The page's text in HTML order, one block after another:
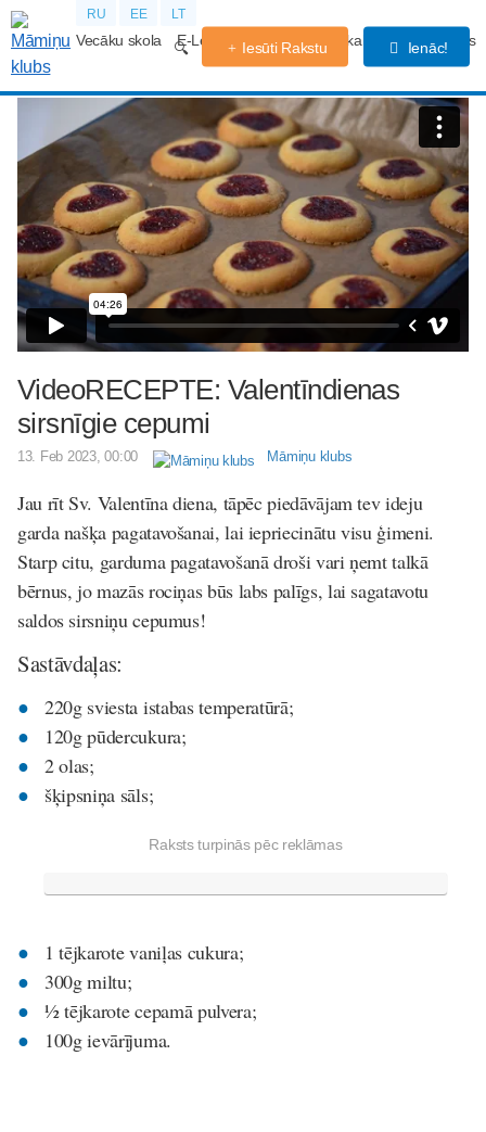
RU EE LT
Vecāku skola E-Lekcijas Grūtniecības kalendārs Forums
Iesūti Rakstu Ienāc!
VideoRECEPTE: Valentīndienas
sirsnīgie cepumi
13. Feb 2023, 00:00 Māmiņu klubs
Jau rīt Sv. Valentīna diena, tāpēc piedāvājam tev ideju
garda našķa pagatavošanai, lai iepriecinātu visu ģimeni.
Starp citu, garduma pagatavošanā droši vari ņemt talkā
bērnus, jo mazās rociņas būs labs palīgs, lai sagatavotu
saldos sirsniņu cepumus!
Sastāvdaļas:
220g sviesta istabas temperatūrā;
120g pūdercukura;
2 olas;
šķipsniņa sāls;
Raksts turpinās pēc reklāmas
1 tējkarote vaniļas cukura;
300g miltu;
½ tējkarote cepamā pulvera;
100g ievārījuma.